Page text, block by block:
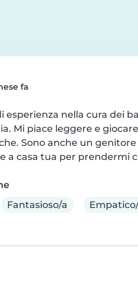
fa
esperienza nella cura dei
Mi piace leggere e
Sono anche un
a casa tua per prendermi
Fantasioso/a